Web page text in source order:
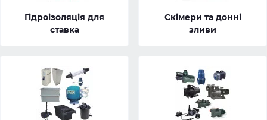
Гідроізоляція для
ставка
Скімери та донні
зливи